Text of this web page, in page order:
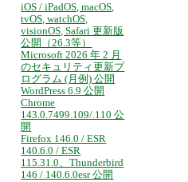
iOS / iPadOS, macOS,
tvOS, watchOS,
visionOS, Safari 更新版
公開（26.3等）
Microsoft 2026 年 2 月
のセキュリティ更新プ
ログラム (月例) 公開
WordPress 6.9 公開
Chrome
143.0.7499.109/.110 公
開
Firefox 146.0 / ESR
140.6.0 / ESR
115.31.0、Thunderbird
146 / 140.6.0esr 公開